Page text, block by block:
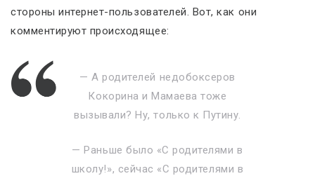
стороны интернет-пользователей. Вот, как они
комментируют происходящее:
— А родителей недобоксеров
Кокорина и Мамаева тоже
вызывали? Ну, только к Путину.
— Раньше было «С родителями в
школу!», сейчас «С родителями в